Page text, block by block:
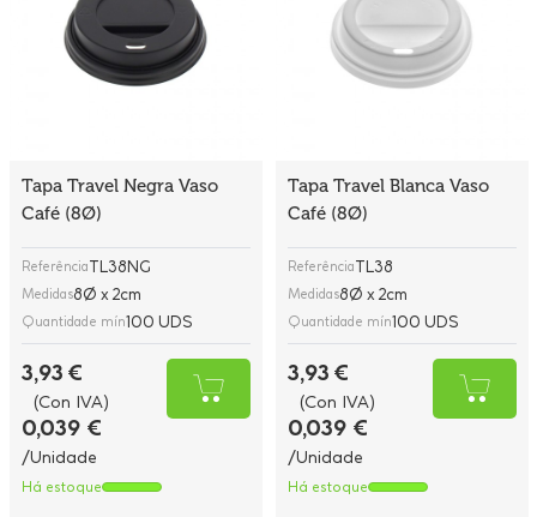
Tapa Travel Negra Vaso
Café (8Ø)
ReferênciaTL38NG
Medidas8Ø x 2cm
Quantidade mín100 UDS
3,93 €
(Con IVA)
0,039 €
/Unidade
Há estoque
Tapa Travel Blanca Vaso
Café (8Ø)
ReferênciaTL38
Medidas8Ø x 2cm
Quantidade mín100 UDS
3,93 €
(Con IVA)
0,039 €
/Unidade
Há estoque